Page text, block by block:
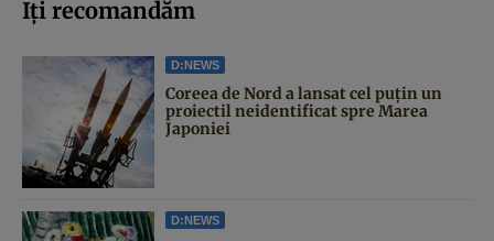
Iți recomandăm
D:NEWS
Coreea de Nord a lansat cel puțin un
proiectil neidentificat spre Marea
Japoniei
D:NEWS